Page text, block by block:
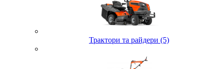
Трактори та райдери (5)